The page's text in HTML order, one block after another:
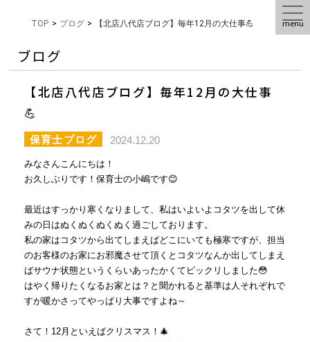
menu
TOP > ブログ > 【北店八代店ブログ】毎年12月の大仕事💪
ブログ
【北店八代店ブログ】毎年12月の大仕事
💪
保育士ブログ 2024.12.20
みなさんこんにちは！
お久しぶりです！保育士の小嶋です😊
最近はすっかり寒くなりまして、私はいよいよコタツを出して休
みの日はぬくぬくぬくぬく過ごしております。
私の家はコタツから出てしまえばどこにいても極寒ですが、担当
のお客様のお家にお邪魔させて頂くとコタツなんか出してしまえ
ばサウナ状態というくらいあったかくてビックリしました😳
はやく帰りたくなるお家とは？と聞かれると基準は人それぞれで
すが暖かさってやっぱり大事ですよね～
さて！12月といえばクリスマス！🎄